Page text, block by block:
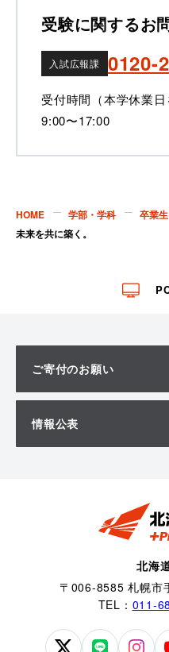
受験に関するお
入試広報課 0120-
受付時間（本学休業日
9:00〜17:00
HOME 学部・学科 卒業
未来を共に築く。
ご寄付のお願い
情報公表
北海
〒006-8585 札幌市
TEL： 011-